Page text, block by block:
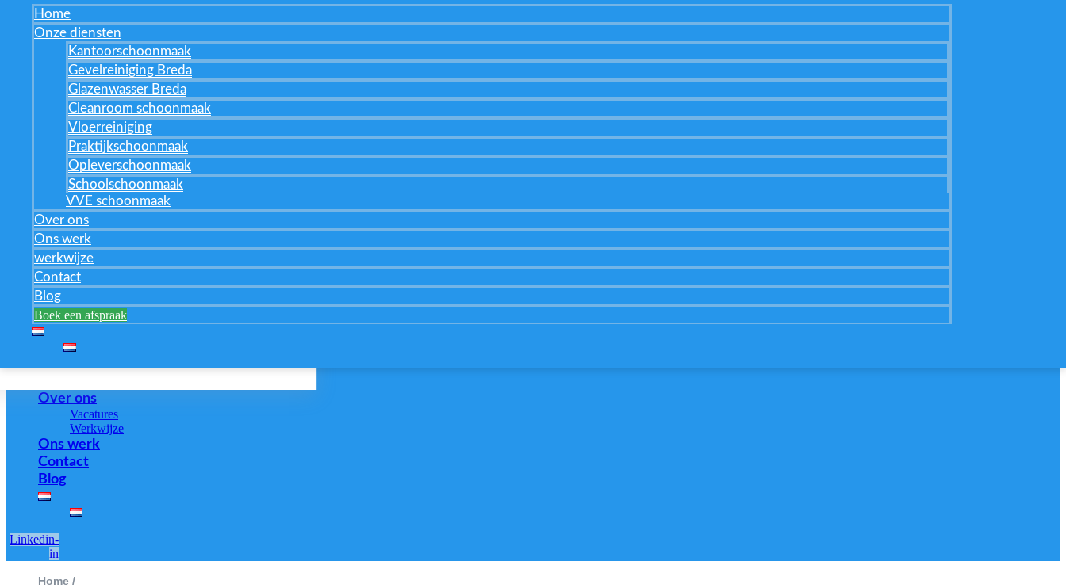
Over ons
Vacatures
Werkwijze
Ons werk
Contact
Blog
Linkedin-
in
Home
Onze diensten
Kantoorschoonmaak
Gevelreiniging Breda
Glazenwasser Breda
Cleanroom schoonmaak
Vloerreiniging
Praktijkschoonmaak
Opleverschoonmaak
Schoolschoonmaak
VVE schoonmaak
Over ons
Ons werk
werkwijze
Contact
Blog
Boek een afspraak
Home /